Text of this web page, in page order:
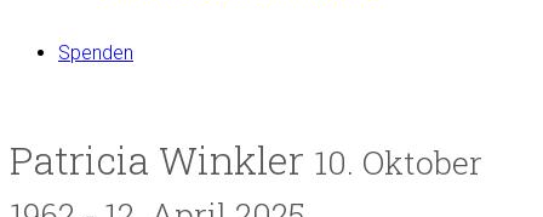
Spenden
Patricia Winkler 10. Oktober